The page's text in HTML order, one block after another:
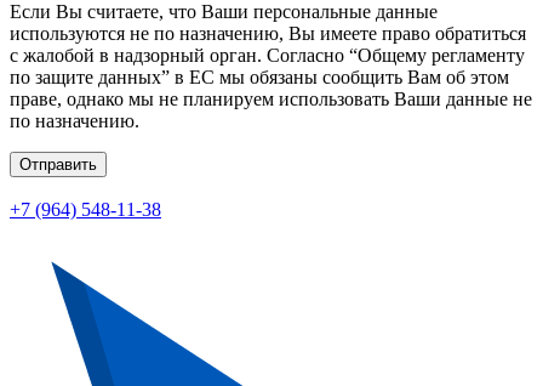
Если Вы считаете, что Ваши персональные данные
используются не по назначению, Вы имеете право обратиться
с жалобой в надзорный орган. Согласно “Общему регламенту
по защите данных” в ЕС мы обязаны сообщить Вам об этом
праве, однако мы не планируем использовать Ваши данные не
по назначению.
Отправить
+7 (964) 548-11-38